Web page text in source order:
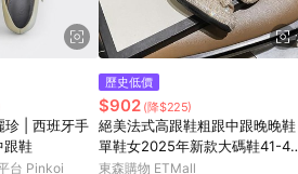
珍 | 西班牙手
跟鞋
台 Pinkoi
歷史低價
$902 (降$225)
絕美法式高跟鞋粗跟中跟晚晚鞋
單鞋女2025年新款大碼鞋41-43
夏季
東森購物 ETMall